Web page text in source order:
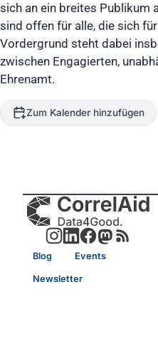
sich an ein breites Publikum
sind offen für alle, die sich
Vordergrund steht dabei
zwischen Engagierten,
Ehrenamt.
Zum Kalender hinzufügen
Blog Events
Newsletter